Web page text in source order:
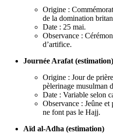
Origine :
de la domination
Date : 25 mai.
Observance :
d’artifice.
Journée Arafat (estimation)
Origine : Jour de
pèlerinage musulman
Date : Variable selon
Observance : Jeûne
ne font pas le Hajj.
Aïd al-Adha (estimation)